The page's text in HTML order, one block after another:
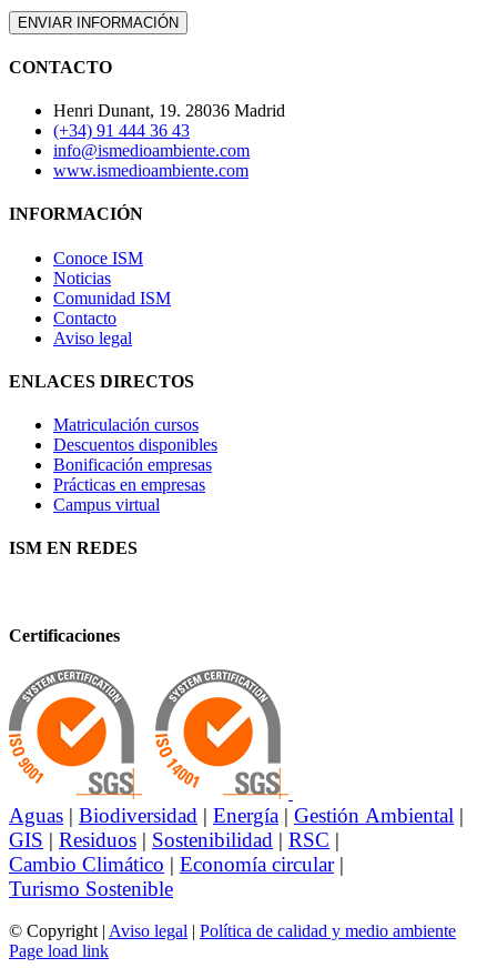
CONTACTO
Henri Dunant, 19. 28036 Madrid
(+34) 91 444 36 43
info@ismedioambiente.com
www.ismedioambiente.com
INFORMACIÓN
Conoce ISM
Noticias
Comunidad ISM
Contacto
Aviso legal
ENLACES DIRECTOS
Matriculación cursos
Descuentos disponibles
Bonificación empresas
Prácticas en empresas
Campus virtual
ISM EN REDES
Certificaciones
Aguas | Biodiversidad | Energía | Gestión Ambiental |
GIS | Residuos | Sostenibilidad | RSC |
Cambio Climático | Economía circular|
Turismo Sostenible
© Copyright | Aviso legal | Política de calidad y medio ambiente
Page load link